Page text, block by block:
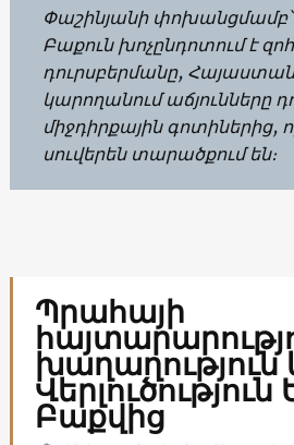
Փաշինյանի փոխանցմամբ՝
Բաքուն խոչընդոտում է
դուրսբերմանը,
կարողանում աճյունները
միջդիրքային գոտիներից,
սուվերեն տարածքում են։
Պրահայի
խաղաղություն
Բաքվից